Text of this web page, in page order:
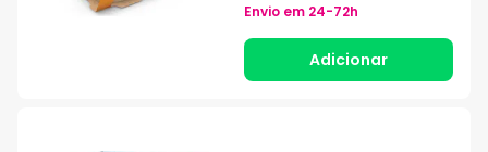
Envio em 24-72h
Adicionar